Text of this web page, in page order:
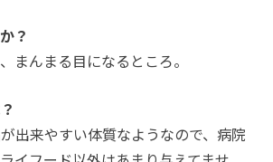
？
まんまる目になるところ。
出来やすい体質なようなので、病院